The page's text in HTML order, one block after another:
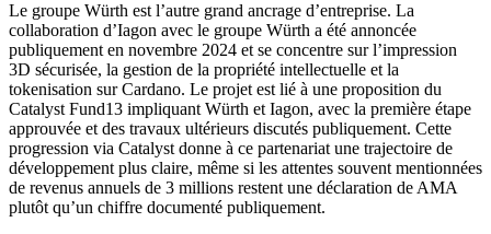
Le groupe Würth est l’autre grand ancrage d’entreprise. La
collaboration d’Iagon avec le groupe Würth a été annoncée
publiquement en novembre 2024 et se concentre sur l’impression
3D sécurisée, la gestion de la propriété intellectuelle et la
tokenisation sur Cardano. Le projet est lié à une proposition du
Catalyst Fund13 impliquant Würth et Iagon, avec la première étape
approuvée et des travaux ultérieurs discutés publiquement. Cette
progression via Catalyst donne à ce partenariat une trajectoire de
développement plus claire, même si les attentes souvent mentionnées
de revenus annuels de 3 millions restent une déclaration de AMA
plutôt qu’un chiffre documenté publiquement.